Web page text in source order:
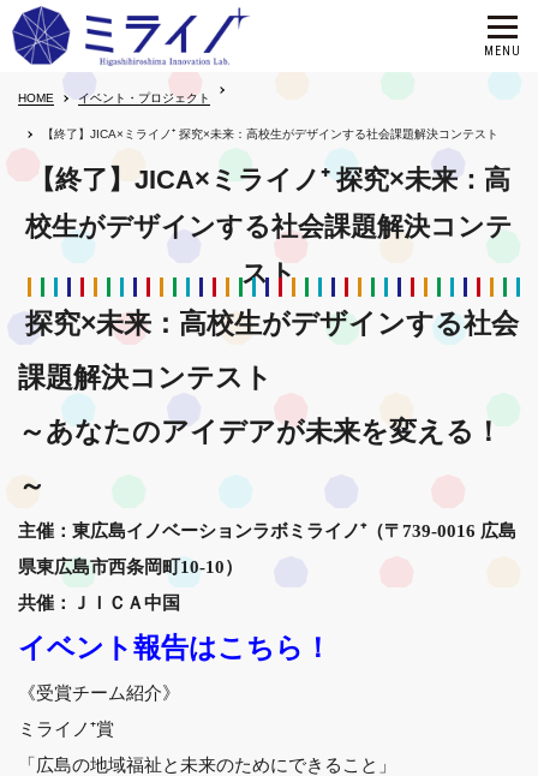
HOME イベント・プロジェクト
【終了】JICA×ミライノ⁺ 探究×未来：高校生がデザインする社会課題解決コンテスト
【終了】JICA×ミライノ⁺ 探究×未来：高
校生がデザインする社会課題解決コンテ
スト
探究×未来：高校生がデザインする社会
課題解決コンテスト
～あなたのアイデアが未来を変える！
～
主催：東広島イノベーションラボミライノ⁺（〒739-0016 広島
県東広島市西条岡町10-10）
共催：ＪＩＣＡ中国
イベント報告はこちら！
《受賞チーム紹介》
ミライノ⁺賞
「広島の地域福祉と未来のためにできること」